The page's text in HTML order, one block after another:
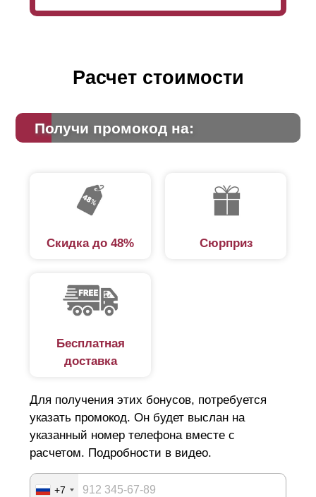
Расчет стоимости
Получи промокод на:
Скидка до 48% Сюрприз
Бесплатная
доставка
Для получения этих бонусов, потребуется
указать промокод. Он будет выслан на
указанный номер телефона вместе с
расчетом. Подробности в видео.
+7